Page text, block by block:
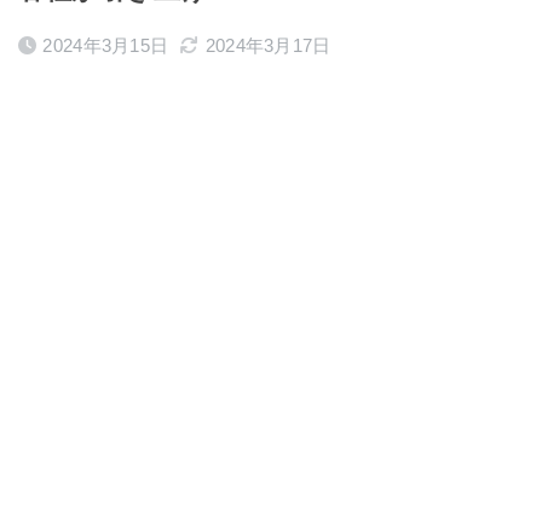
2024年3月15日 2024年3月17日